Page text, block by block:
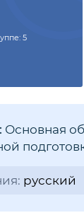
5
Основная
русский